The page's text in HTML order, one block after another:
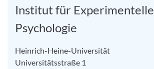
Institut für Experimentelle
Psychologie
Heinrich-Heine-Universität
Universitätsstraße 1